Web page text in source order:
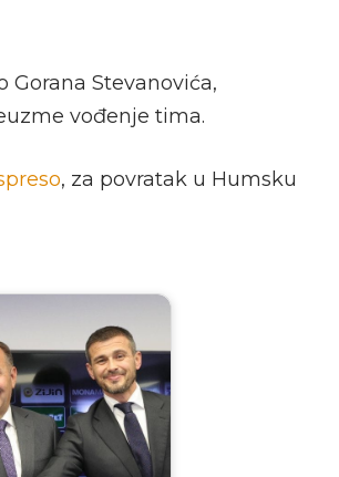
Gorana Stevanovića,
vođenje tima.
, za povratak u Humsku